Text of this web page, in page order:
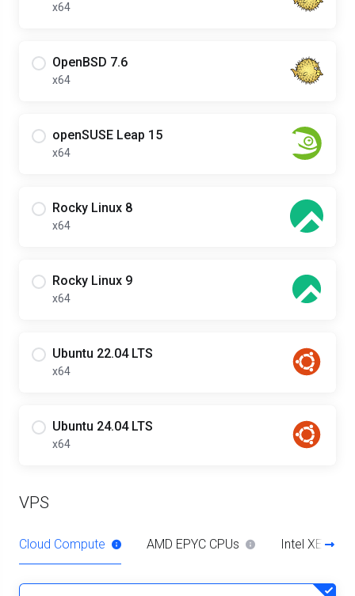
x64
OpenBSD 7.6
x64
openSUSE Leap 15
x64
Rocky Linux 8
x64
Rocky Linux 9
x64
Ubuntu 22.04 LTS
x64
Ubuntu 24.04 LTS
x64
VPS
Cloud Compute AMD EPYC CPUs Intel XEON